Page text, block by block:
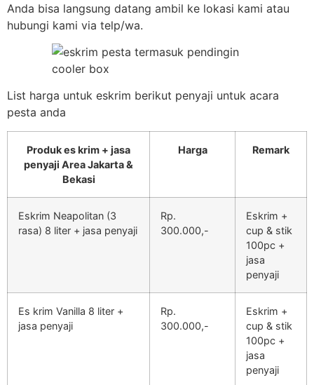
Anda bisa langsung datang ambil ke lokasi kami atau
hubungi kami via telp/wa.
List harga untuk eskrim berikut penyaji untuk acara
pesta anda
Produk es krim + jasa
penyaji Area Jakarta &
Bekasi
Harga Remark
Eskrim Neapolitan (3
rasa) 8 liter + jasa penyaji
Rp.
300.000,-
Eskrim +
cup & stik
100pc +
jasa
penyaji
Es krim Vanilla 8 liter +
jasa penyaji
Rp.
300.000,-
Eskrim +
cup & stik
100pc +
jasa
penyaji